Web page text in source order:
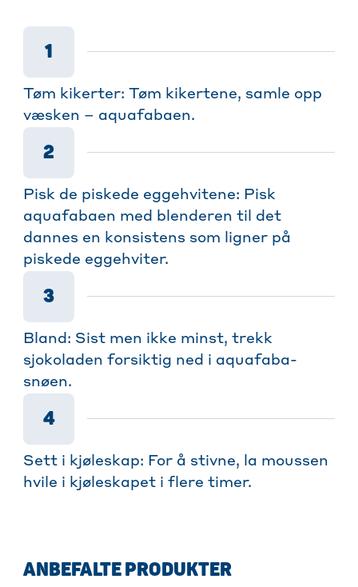
1
Tøm kikerter: Tøm kikertene, samle opp
væsken – aquafabaen.
2
Pisk de piskede eggehvitene: Pisk
aquafabaen med blenderen til det
dannes en konsistens som ligner på
piskede eggehviter.
3
Bland: Sist men ikke minst, trekk
sjokoladen forsiktig ned i aquafaba-
snøen.
4
Sett i kjøleskap: For å stivne, la moussen
hvile i kjøleskapet i flere timer.
ANBEFALTE PRODUKTER